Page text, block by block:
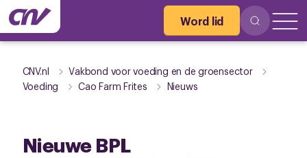
Word lid
CNV.nl
Vakbond voor voeding en de groensector
Voeding
Cao Farm Frites Nieuws
Nieuwe BPL